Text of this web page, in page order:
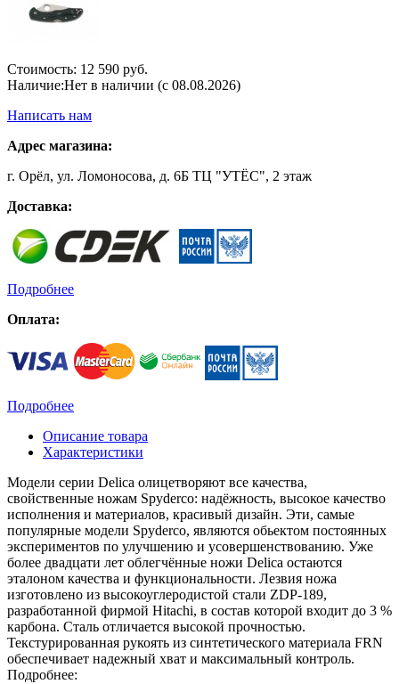
Стоимость: 12 590 руб.
Наличие:Нет в наличии (с 08.08.2026)
Написать нам
Адрес магазина:
г. Орёл, ул. Ломоносова, д. 6Б ТЦ "УТЁС", 2 этаж
Доставка:
Подробнее
Оплата:
Подробнее
Описание товара
Характеристики
Модели серии Delica олицетворяют все качества,
свойственные ножам Spyderco: надёжность, высокое качество
исполнения и материалов, красивый дизайн. Эти, самые
популярные модели Spyderco, являются обьектом постоянных
экспериментов по улучшению и усовершенствованию. Уже
более двадцати лет облегчённые ножи Delica остаются
эталоном качества и функциональности. Лезвия ножа
изготовлено из высокоуглеродистой стали ZDP-189,
разработанной фирмой Hitachi, в состав которой входит до 3 %
карбона. Сталь отличается высокой прочностью.
Текстурированная рукоять из синтетического материала FRN
обеспечивает надежный хват и максимальный контроль.
Подробнее: